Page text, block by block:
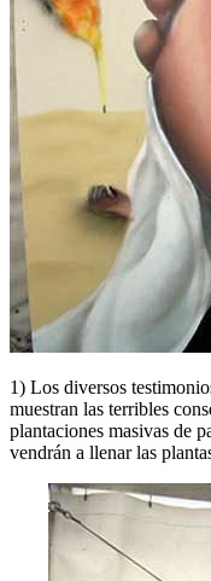
1) Los diversos
muestran las terribles
plantaciones masivas de
vendrán a llenar las